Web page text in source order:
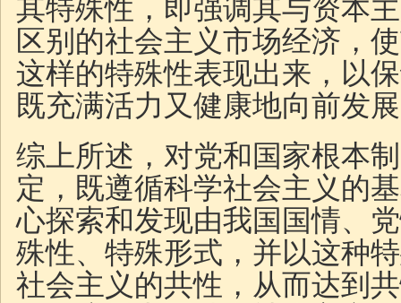
其特殊性，即强调其与资本
区别的社会主义市场经济，
这样的特殊性表现出来，以
既充满活力又健康地向前发
综上所述，对党和国家根本
定，既遵循科学社会主义的
心探索和发现由我国国情、
殊性、特殊形式，并以这种
社会主义的共性，从而达到